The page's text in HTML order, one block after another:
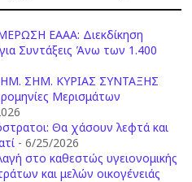
ΕΑΑΑ: Διεκδίκηση
Συντάξεις Άνω των 1.400
ΣΗΜ. ΚΥΡΙΑΣ ΣΥΝΤΑΞΗΣ
Μερισμάτων
Θα χάσουν λεφτά και
- 6/25/2026
στο καθεστώς υγειονομικής
και μελών οικογένειάς